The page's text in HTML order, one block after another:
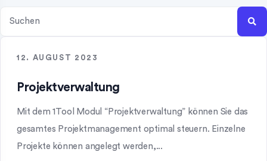
12. AUGUST 2023
Projektverwaltung
Mit dem 1Tool Modul “Projektverwaltung” können Sie das
gesamtes Projektmanagement optimal steuern. Einzelne
Projekte können angelegt werden,...